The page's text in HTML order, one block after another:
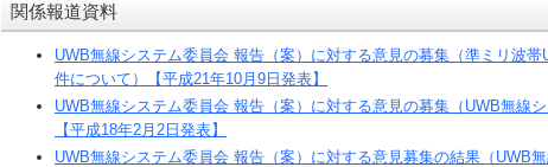
関係報道資料
UWB無線システム委員会 報告（案）に対する意見の募集（準ミリ波
件について）【平成21年10月9日発表】
UWB無線システム委員会 報告（案）に対する意見の募集（UWB無線
【平成18年2月2日発表】
UWB無線システム委員会 報告（案）に対する意見募集の結果（UWB